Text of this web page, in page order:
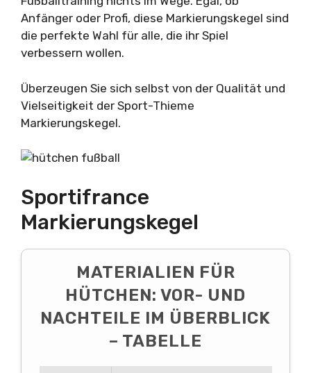
Anfänger oder Profi, diese Markierungskegel sind
die perfekte Wahl für alle, die ihr Spiel
verbessern wollen.
Überzeugen Sie sich selbst von der Qualität und
Vielseitigkeit der Sport-Thieme
Markierungskegel.
Sportifrance
Markierungskegel
MATERIALIEN FÜR
HÜTCHEN: VOR- UND
NACHTEILE IM ÜBERBLICK
– TABELLE